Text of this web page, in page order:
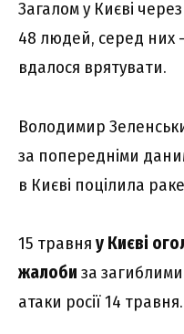
Загалом у Києві
48 людей, серед них
вдалося врятувати.
Володимир
за попередніми
в Києві поцілила
15 травня у Києві
жалоби за
атаки росії 14 травня.